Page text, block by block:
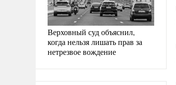
Верховный суд объяснил,
когда нельзя лишать прав за
нетрезвое вождение